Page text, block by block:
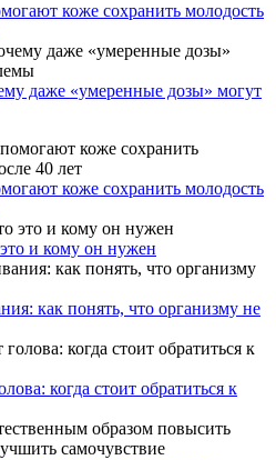
коже сохранить молодость
даже «умеренные дозы» могут
коже сохранить молодость
и кому он нужен
как понять, что организму не
когда стоит обратиться к